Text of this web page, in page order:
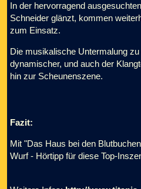
In der hervorragend
Schneider glänzt, kommen
zum Einsatz.
Die musikalische Untermalung
dynamischer, und auch der
hin zur Scheunenszene.
Fazit:
Mit "Das Haus bei den
Wurf - Hörtipp für diese Top-